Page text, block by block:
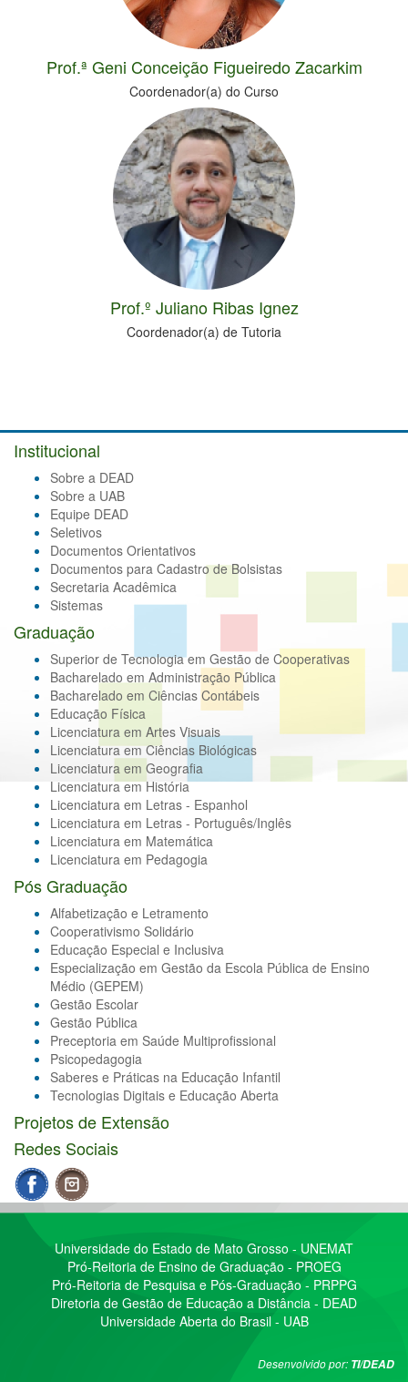
Prof.ª Geni Conceição Figueiredo Zacarkim
Coordenador(a) do Curso
Prof.º Juliano Ribas Ignez
Coordenador(a) de Tutoria
Institucional
Sobre a DEAD
Sobre a UAB
Equipe DEAD
Seletivos
Documentos Orientativos
Documentos para Cadastro de Bolsistas
Secretaria Acadêmica
Sistemas
Graduação
Superior de Tecnologia em Gestão de Cooperativas
Bacharelado em Administração Pública
Bacharelado em Ciências Contábeis
Educação Física
Licenciatura em Artes Visuais
Licenciatura em Ciências Biológicas
Licenciatura em Geografia
Licenciatura em História
Licenciatura em Letras - Espanhol
Licenciatura em Letras - Português/Inglês
Licenciatura em Matemática
Licenciatura em Pedagogia
Pós Graduação
Alfabetização e Letramento
Cooperativismo Solidário
Educação Especial e Inclusiva
Especialização em Gestão da Escola Pública de Ensino
Médio (GEPEM)
Gestão Escolar
Gestão Pública
Preceptoria em Saúde Multiprofissional
Psicopedagogia
Saberes e Práticas na Educação Infantil
Tecnologias Digitais e Educação Aberta
Projetos de Extensão
Redes Sociais
Universidade do Estado de Mato Grosso - UNEMAT
Pró-Reitoria de Ensino de Graduação - PROEG
Pró-Reitoria de Pesquisa e Pós-Graduação - PRPPG
Diretoria de Gestão de Educação a Distância - DEAD
Universidade Aberta do Brasil - UAB
Desenvolvido por: TI/DEAD